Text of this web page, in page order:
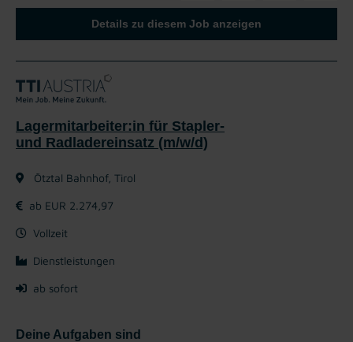
Details zu diesem Job anzeigen
Lagermitarbeiter:in für Stapler-
und Radladereinsatz (m/w/d)
Ötztal Bahnhof, Tirol
ab EUR 2.274,97
Vollzeit
Dienstleistungen
ab sofort
Deine Aufgaben sind